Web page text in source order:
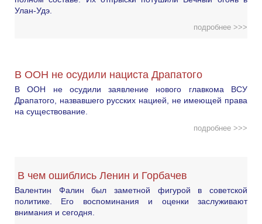
Улан-Удэ.
подробнее >>>
В ООН не осудили нациста Драпатого
В ООН не осудили заявление нового главкома ВСУ
Драпатого, назвавшего русских нацией, не имеющей права
на существование.
подробнее >>>
В чем ошиблись Ленин и Горбачев
Валентин Фалин был заметной фигурой в советской
политике. Его воспоминания и оценки заслуживают
внимания и сегодня.